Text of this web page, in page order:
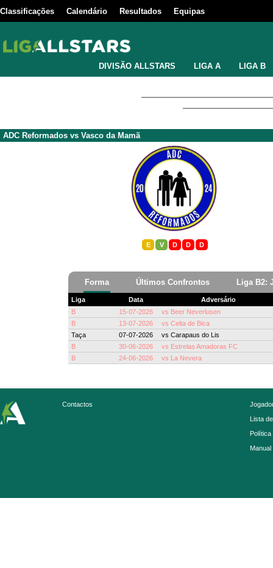
Classificações Calendário Resultados Equipas
DIVISÃO ALLSTARS LIGA A LIGA B
ADC Reformados vs Vasco da Mamã
E V D D D
Forma Últimos Confrontos Liga B2:
Liga Data
Adversário
B
15-07-2026 vs Beer Neverlusen
B
13-07-2026 vs Celta de Bica
Taça
07-07-2026 vs Carapaus do Lis
B
30-06-2026 vs Estrelas Amadoras FC
B
24-06-2026 vs La Nevera
Contactos
Lista
Política